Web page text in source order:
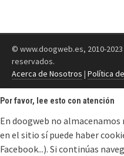
© www.doogweb.es, 2010-2023
reservados.
Acerca de Nosotros | Política
Por favor, lee esto con atención
En doogweb no
en el sitio sí puede haber
Facebook...). Si continúas